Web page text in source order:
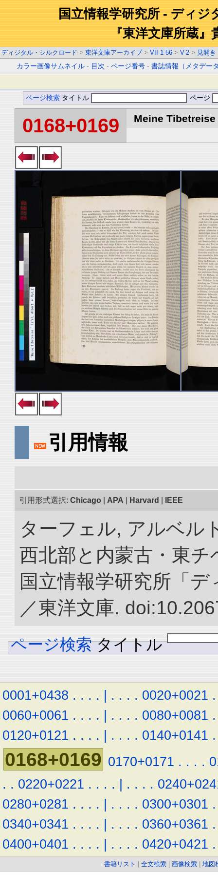
国立情報学研究所 - ディジ
『東洋文庫所蔵』
ディジタル・シルクロード > 東洋文庫アーカイブ > VII-1-56 > V-2 > 見開き
カラー画像サムネイル - 目次 -ページ番号 -書誌情報（メタデー
ページ検索 タイトル ページ
0168+0169 Meine
引用情報
引用形式選択: Chicago APA Harvard IEEE
ターフェル, アルベル
西北部と内蒙古・東チ
国立情報学研究所「
／東洋文庫.
ページ検索 タイトル
0001+0438 . . . . | . . . . 0020+0021 .
0060+0061 . . . . | . . . . 0080+0081 .
0120+0121 . . . . | . . . . 0140+0141 .
0168+0169 0170+0171 . . . .
. . 0220+0221 . . . . | . . . .
0280+0281 . . . . | . . . . 0300+0301 .
0340+0341 . . . . | . . . . 0360+0361 .
0400+0401 . . . . | . . . . 0420+0421 .
書籍リスト 全文検索 画像検索 地図